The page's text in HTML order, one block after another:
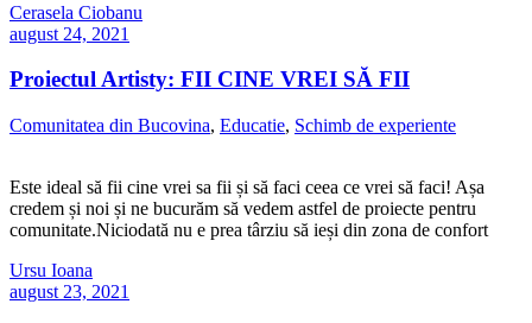
Cerasela Ciobanu
august 24, 2021
Proiectul Artisty: FII CINE VREI SĂ FII
Comunitatea din Bucovina, Educatie, Schimb de experiente
Este ideal să fii cine vrei sa fii și să faci ceea ce vrei să faci! Așa
credem și noi și ne bucurăm să vedem astfel de proiecte pentru
comunitate.Niciodată nu e prea târziu să ieși din zona de confort
Ursu Ioana
august 23, 2021